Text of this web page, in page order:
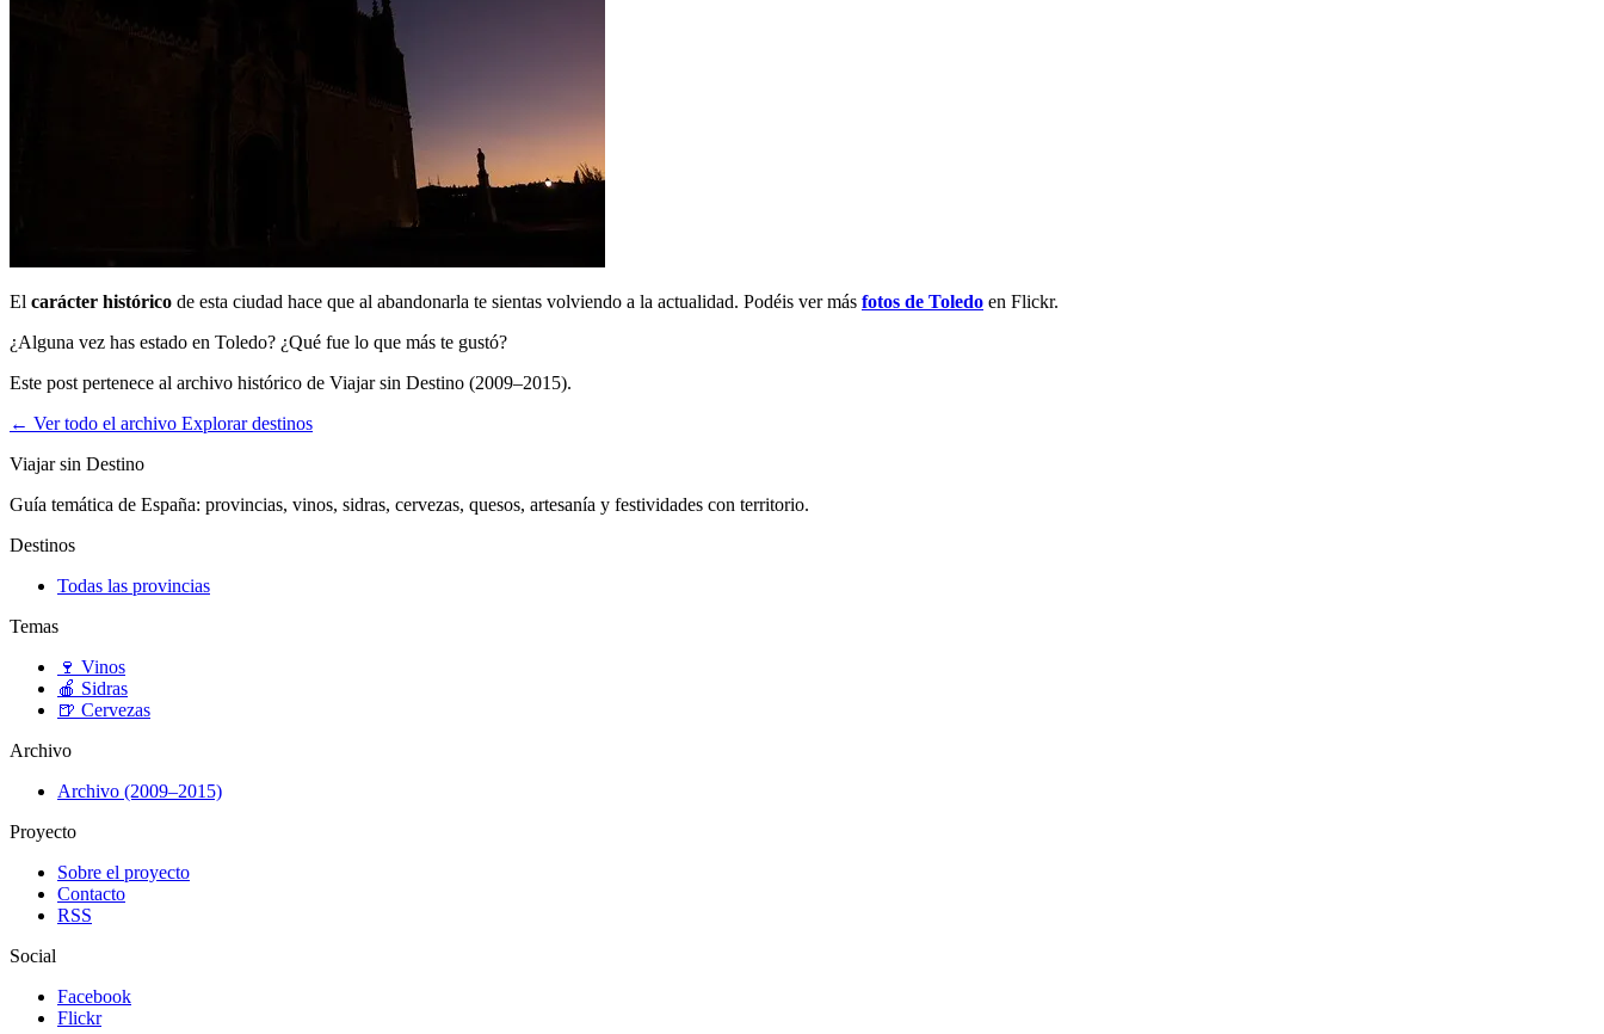
El carácter histórico de esta ciudad hace que al abandonarla te sientas volviendo a la actualidad. Podéis ver más fotos de Toledo en Flickr.
¿Alguna vez has estado en Toledo? ¿Qué fue lo que más te gustó?
Este post pertenece al archivo histórico de Viajar sin Destino (2009–2015).
← Ver todo el archivo Explorar destinos
Viajar sin Destino
Guía temática de España: provincias, vinos, sidras, cervezas, quesos, artesanía y festividades con territorio.
Destinos
Todas las provincias
Temas
🍷 Vinos
🍎 Sidras
🍺 Cervezas
Archivo
Archivo (2009–2015)
Proyecto
Sobre el proyecto
Contacto
RSS
Social
Facebook
Flickr